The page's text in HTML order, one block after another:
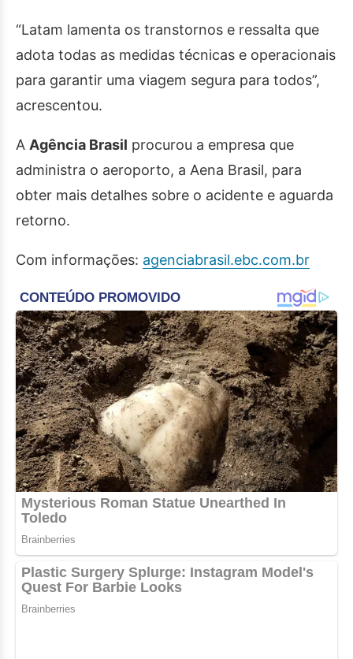
“Latam lamenta os transtornos e ressalta que
adota todas as medidas técnicas e operacionais
para garantir uma viagem segura para todos”,
acrescentou.
A Agência Brasil procurou a empresa que
administra o aeroporto, a Aena Brasil, para
obter mais detalhes sobre o acidente e aguarda
retorno.
Com informações: agenciabrasil.ebc.com.br